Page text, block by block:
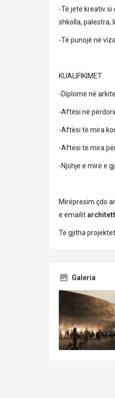
-Të jetë kreativ
shkolla, palestra,
-Të punojë në
KUALIFIKIMET:
-Diplomë në
-Aftësi në
-Aftësi të mira
-Aftësi të mira
-Njohje e mirë e
Mirëpresim çdo
e emailit
Të gjitha
Galeria